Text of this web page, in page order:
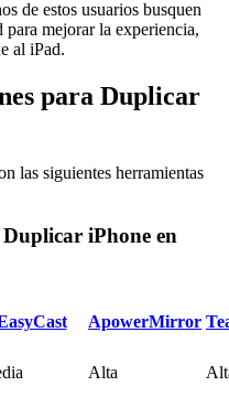
de estos usuarios busquen
mejorar la experiencia,
al iPad.
para Duplicar
las siguientes herramientas
iPhone en
ApowerMirror
Alta